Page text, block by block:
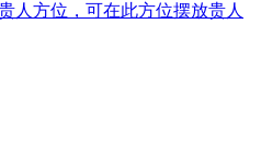
人方位，可在此方位摆放贵人